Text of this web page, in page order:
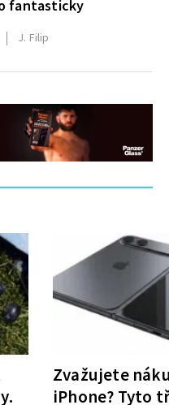
fantasticky
J. Filip
Zvažujete
iPhone? Tyto